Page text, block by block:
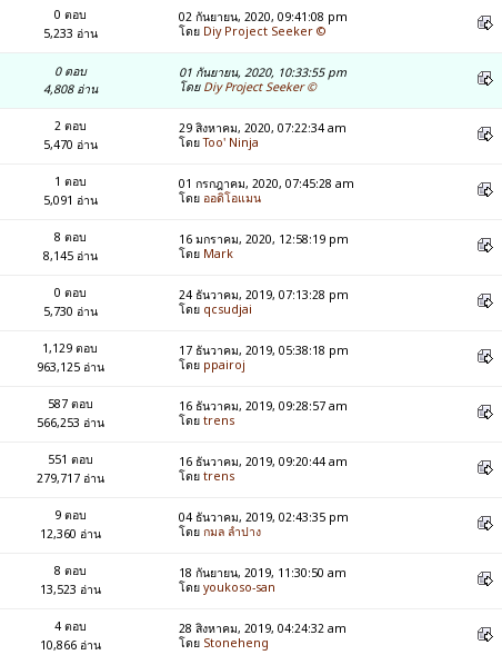
0 ตอบ
5,233 อ่าน
02 กันยายน, 2020, 09:41:08 pm
โดย Diy Project Seeker ©
0 ตอบ
4,808 อ่าน
01 กันยายน, 2020, 10:33:55 pm
โดย Diy Project Seeker ©
2 ตอบ
5,470 อ่าน
29 สิงหาคม, 2020, 07:22:34 am
โดยToo' Ninja
1 ตอบ
5,091 อ่าน
01 กรกฎาคม, 2020, 07:45:28 am
โดย ออดิโอแมน
8 ตอบ
8,145 อ่าน
16 มกราคม, 2020, 12:58:19 pm
โดย Mark
0 ตอบ
5,730 อ่าน
24 ธันวาคม, 2019, 07:13:28 pm
โดย qcsudjai
1,129 ตอบ
963,125 อ่าน
17 ธันวาคม, 2019, 05:38:18 pm
โดย ppairoj
587 ตอบ
566,253 อ่าน
16 ธันวาคม, 2019, 09:28:57 am
โดย trens
551 ตอบ
279,717 อ่าน
16 ธันวาคม, 2019, 09:20:44 am
โดย trens
9 ตอบ
12,360 อ่าน
04 ธันวาคม, 2019, 02:43:35 pm
โดย กมล ลำปาง
8 ตอบ
13,523 อ่าน
18 กันยายน, 2019, 11:30:50 am
โดย youkoso-san
4 ตอบ
10,866 อ่าน
28 สิงหาคม, 2019, 04:24:32 am
โดย Stoneheng